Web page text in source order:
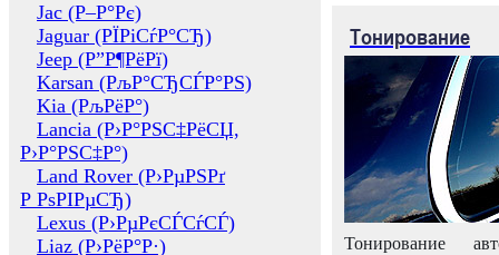
Jac (Р–Р°Рє)
Jaguar (РЇРіСѓР°СЂ)
Jeep (Р”Р¶РёРї)
Karsan (РљР°СЂСЃР°РЅ)
Kia (РљРёР°)
Lancia (Р›Р°РЅС‡РёСЏ,
Р›Р°РЅС‡Р°)
Land Rover (Р›РµРЅРґ
Р РѕРІРµСЂ)
Lexus (Р›РµРєСЃСѓСЃ)
Liaz (Р›РёР°Р·)
Тонирование
Тонирование